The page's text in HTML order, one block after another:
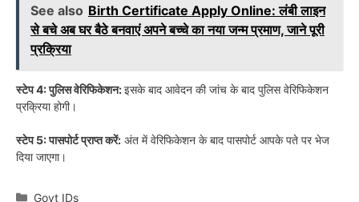
See also Birth Certificate Apply Online: लंबी लाइन
से बचे अब घर बैठे बनवाएं अपने बच्चे का नया जन्म प्रमाण, जाने पूरी
प्रक्रिया
स्टेप 4: पुलिस वेरिफिकेशन:इसके बाद आवेदन की जांच के बाद पुलिस वेरिफिकेशन
प्रक्रिया होगी।
स्टेप 5: पासपोर्ट प्राप्त करें: अंत में वेरिफिकेशन के बाद पासपोर्ट आपके पते पर भेज
दिया जाएगा।
Categories
Govt IDs